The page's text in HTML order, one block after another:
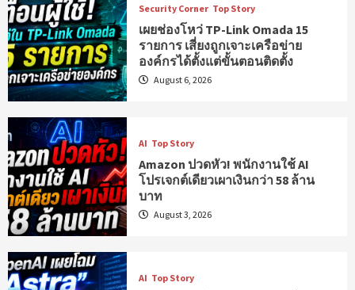
Security Corner Top Story
เผยช่องโหว่ TP-Link Omada 15
รายการ เสี่ยงถูกเจาะเครือข่าย
องค์กรได้ตั้งแต่ขั้นตอนติดตั้ง
August 6, 2026
AI Top Story
Amazon ปวดหัว! พนักงานใช้ AI
โปรเจกต์เดียวเผาเงินกว่า 58 ล้าน
บาท
August 3, 2026
AI Top Story